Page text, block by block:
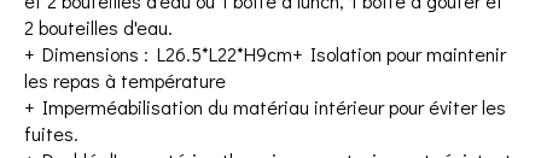
2 bouteilles d'eau.
+ Dimensions : L26.5*L22*H9cm+ Isolation pour maintenir
les repas à température
+ Imperméabilisation du matériau intérieur pour éviter les
fuites.